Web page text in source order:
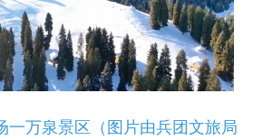
云南 西藏
青海 宁夏
一万泉景区（图片由兵团文旅局